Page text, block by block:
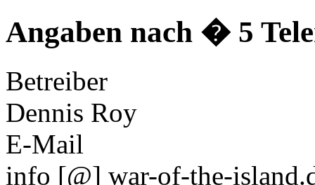
Angaben nach � 5
Betreiber
Dennis Roy
E-Mail
info [@] war-of-the-